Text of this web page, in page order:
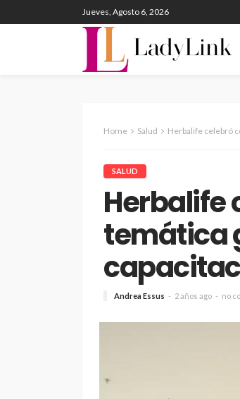
Jueves, Agosto 6, 2026
Home Salud Herbalife celebró
SALUD
Herbalife
temática
Andrea Essus 2 años ago no
grande